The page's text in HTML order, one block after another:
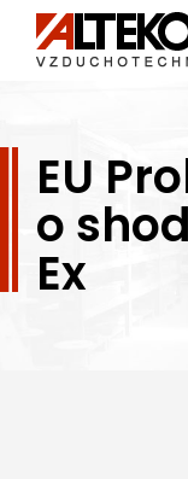
Přeskočit
EU
o
Ex